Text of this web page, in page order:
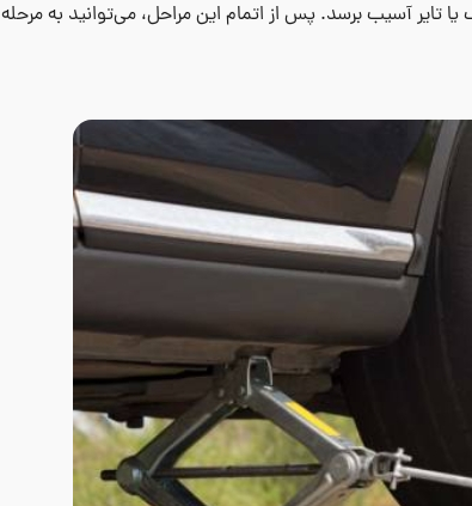
تایر آسیب برسد. پس از اتمام این مراحل، می‌توانید به مرحله